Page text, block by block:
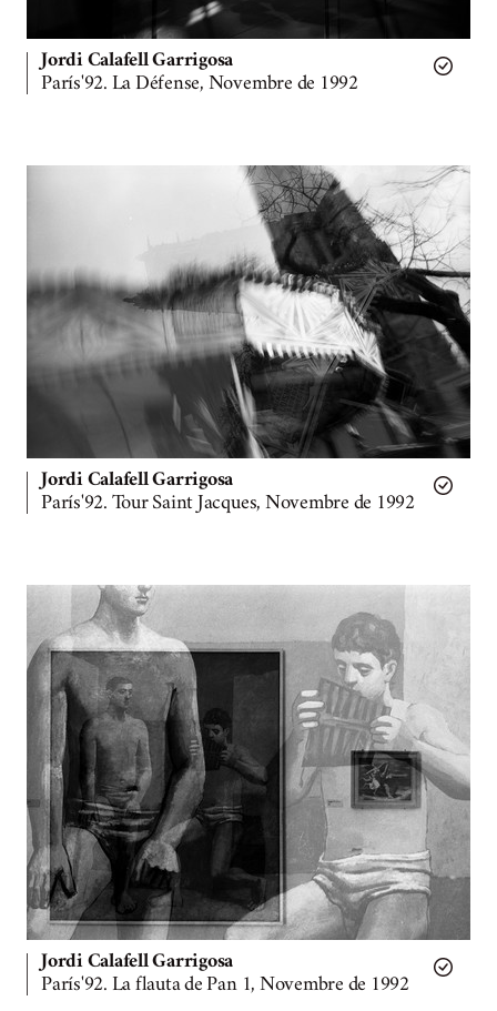
Jordi Calafell Garrigosa
París'92. La Défense, Novembre de 1992
Jordi Calafell Garrigosa
París'92. Tour Saint Jacques, Novembre de 1992
Jordi Calafell Garrigosa
París'92. La flauta de Pan 1, Novembre de 1992